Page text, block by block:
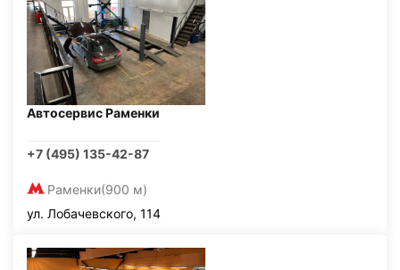
Автосервис Раменки
+7 (495) 135-42-87
Раменки(900 м)
ул. Лобачевского, 114